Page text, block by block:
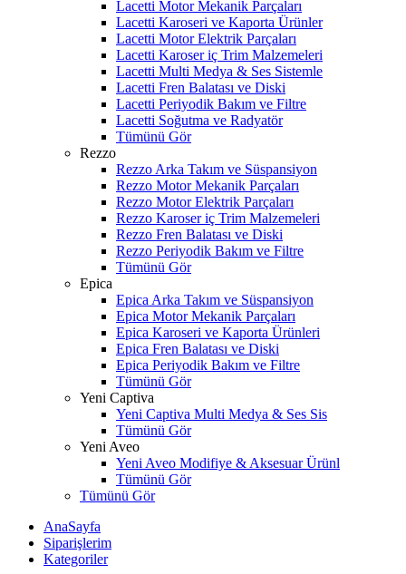
Lacetti Motor Mekanik Parçaları
Lacetti Karoseri ve Kaporta Ürünler
Lacetti Motor Elektrik Parçaları
Lacetti Karoser iç Trim Malzemeleri
Lacetti Multi Medya & Ses Sistemle
Lacetti Fren Balatası ve Diski
Lacetti Periyodik Bakım ve Filtre
Lacetti Soğutma ve Radyatör
Tümünü Gör
Rezzo
Rezzo Arka Takım ve Süspansiyon
Rezzo Motor Mekanik Parçaları
Rezzo Motor Elektrik Parçaları
Rezzo Karoser iç Trim Malzemeleri
Rezzo Fren Balatası ve Diski
Rezzo Periyodik Bakım ve Filtre
Tümünü Gör
Epica
Epica Arka Takım ve Süspansiyon
Epica Motor Mekanik Parçaları
Epica Karoseri ve Kaporta Ürünleri
Epica Fren Balatası ve Diski
Epica Periyodik Bakım ve Filtre
Tümünü Gör
Yeni Captiva
Yeni Captiva Multi Medya & Ses Sis
Tümünü Gör
Yeni Aveo
Yeni Aveo Modifiye & Aksesuar Ürünl
Tümünü Gör
Tümünü Gör
AnaSayfa
Siparişlerim
Kategoriler